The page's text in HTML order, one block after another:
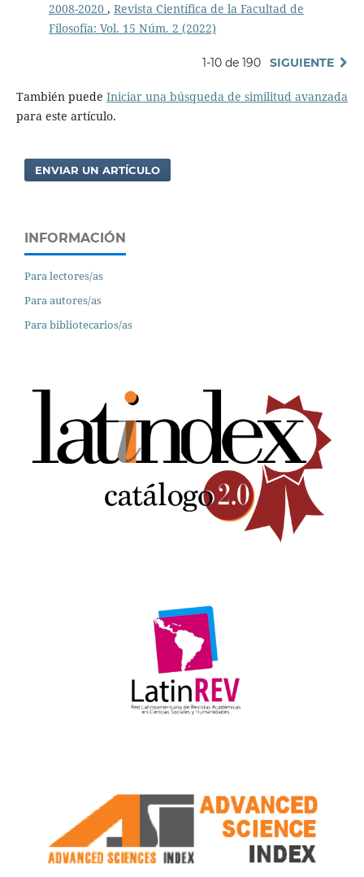
2008-2020 , Revista Científica de la Facultad de
Filosofía: Vol. 15 Núm. 2 (2022)
1-10 de 190 SIGUIENTE
También puede Iniciar una búsqueda de similitud avanzada
para este artículo.
ENVIAR UN ARTÍCULO
INFORMACIÓN
Para lectores/as
Para autores/as
Para bibliotecarios/as